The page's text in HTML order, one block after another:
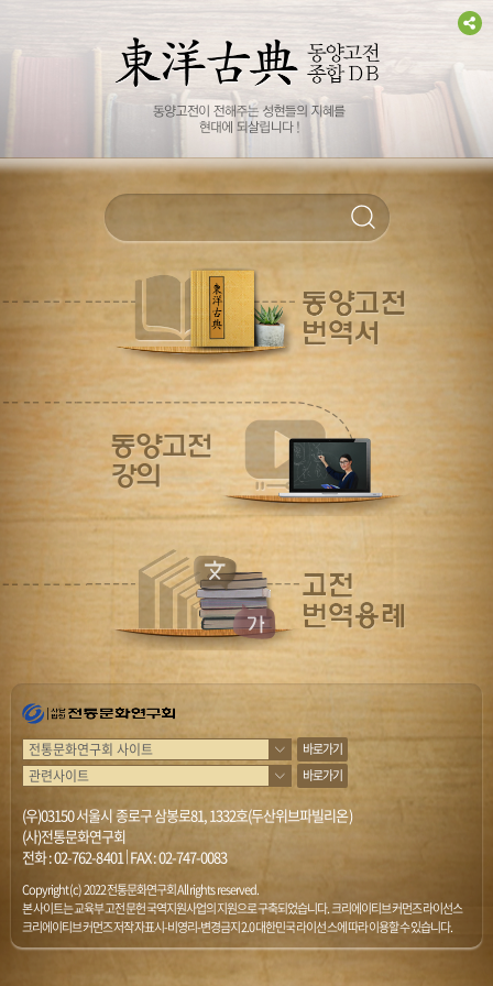
바로가기
바로가기
(우)03150 서울시 종로구 삼봉로81, 1332호(두산위브파빌리온)
(사)전통문화연구회
전화 :02-762-8401|FAX : 02-747-0083
Copyright (c) 2022 전통문화연구회 All rights reserved.
본 사이트는 교육부 고전문헌 국역지원사업의 지원으로 구축되었습니다. 크리에이티브 커먼즈 라이선스
크리에이티브 커먼즈 저작자표시-비영리-변경금지 2.0 대한민국 라이선스에 따라 이용할 수 있습니다.